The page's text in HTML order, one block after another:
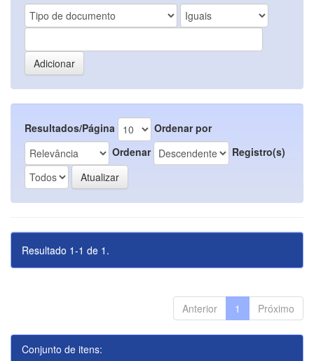
Resultados/Página
Ordenar por
Ordenar
Registro(s)
Resultado 1-1 de 1.
Anterior 1 Próximo
Conjunto de itens: